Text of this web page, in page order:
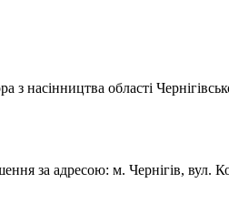
області
за адресою: м. Чернігів, вул.